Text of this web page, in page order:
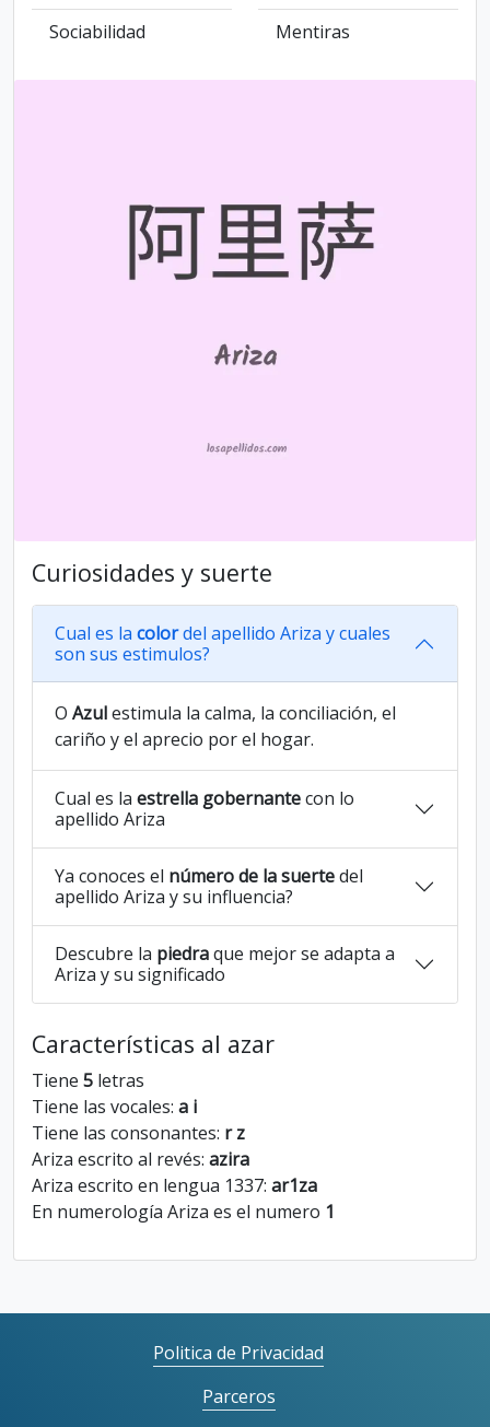
Sociabilidad
Mentiras
Curiosidades y suerte
Cual es la colordel apellido Ariza y cuales
son sus estimulos?
O Azulestimula la calma, la conciliación, el
cariño y el aprecio por el hogar.
Cual es la estrella gobernantecon lo
apellido Ariza
Ya conoces el número de la suertedel
apellido Ariza y su influencia?
Descubre la piedraque mejor se adapta a
Ariza y su significado
Características al azar
Tiene 5 letras
Tiene las vocales: a i
Tiene las consonantes: r z
Ariza escrito al revés: azira
Ariza escrito en lengua 1337: ar1za
En numerología Ariza es el numero 1
Politica de Privacidad
Parceros